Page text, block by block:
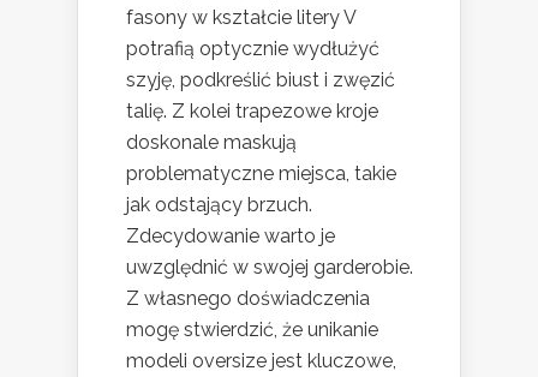
fasony w kształcie litery V
potrafią optycznie wydłużyć
szyję, podkreślić biust i zwęzić
talię. Z kolei trapezowe kroje
doskonale maskują
problematyczne miejsca, takie
jak odstający brzuch.
Zdecydowanie warto je
uwzględnić w swojej garderobie.
Z własnego doświadczenia
mogę stwierdzić, że unikanie
modeli oversize jest kluczowe,